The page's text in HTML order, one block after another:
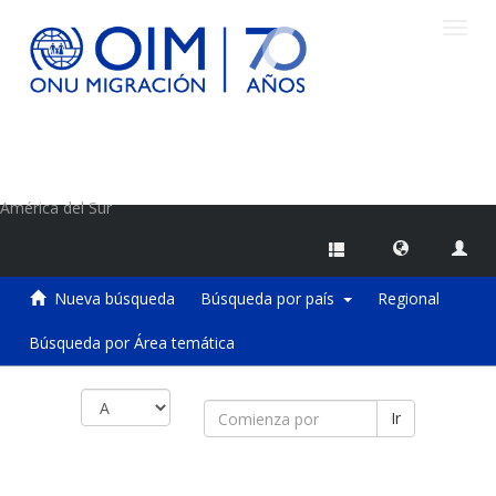
América del Sur
Nueva búsqueda Búsqueda por país Regional
Búsqueda por Área temática
Ir